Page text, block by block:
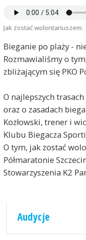
Jak zostać wolontariuszem.
Bieganie po plaży -
Rozmawialiśmy o
zbliżającym się PKO
O najlepszych
oraz o zasadach
Kozłowski, trener i
Klubu Biegacza
O tym, jak zostać
Półmaratonie
Stowarzyszenia K2
Audycje